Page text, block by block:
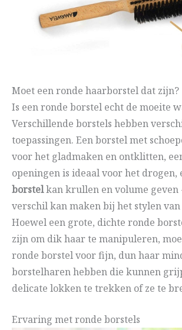
Moet een ronde haarborstel dat zijn?
Is een ronde borstel echt de moeite
Verschillende borstels hebben
toepassingen. Een borstel met
voor het gladmaken en ontklitten,
openingen is ideaal voor het drogen,
borstelkan krullen en volume geven
verschil kan maken bij het stylen
Hoewel een grote, dichte ronde
zijn om dik haar te manipuleren,
ronde borstel voor fijn, dun haar
borstelharen hebben die kunnen
delicate lokken te trekken of ze te
Ervaring met ronde borstels